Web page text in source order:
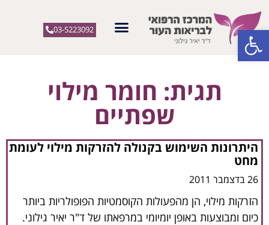
פתח סרגל נגישות 03-5223092
תגית: חומר מילוי
שפתיים
היתרונות השימוש בקנולה להזרקות מילוי לעומת
מחט
26 בדצמבר 2011
הזרקות מילוי, הן מהפעולות הקוסמטיות הפופולריות ביותר
כיום ומבוצעות באופן יומיומי במרפאתו של ד"ר יאיר גילוני.